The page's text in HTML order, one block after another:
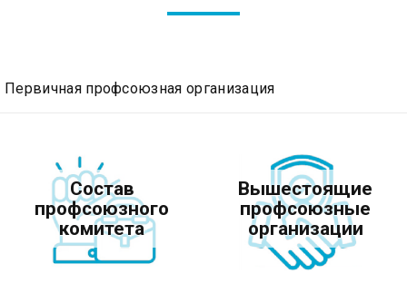
Первичная профсоюзная организация
Состав
профсоюзного
комитета
Вышестоящие
профсоюзные
организации